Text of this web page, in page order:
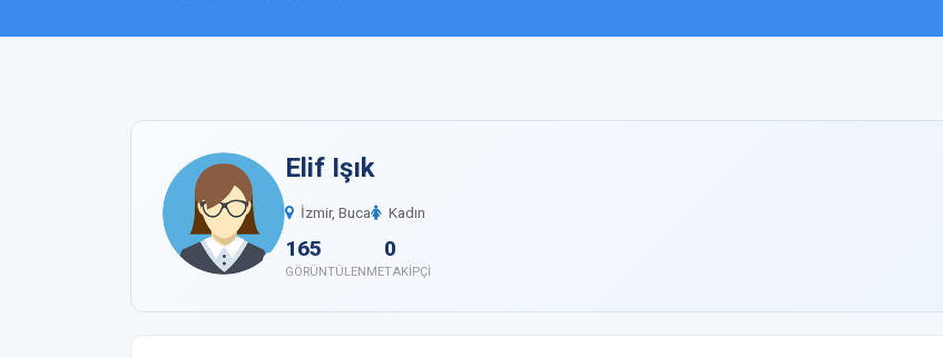
Elif Işık
İzmir, Buca Kadın
165
GÖRÜNTÜLENME
0
TAKIPÇI